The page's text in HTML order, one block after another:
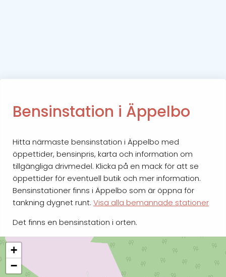
Bensinstation i Äppelbo
Hitta närmaste bensinstation i Äppelbo med
öppettider, bensinpris, karta och information om
tillgängliga drivmedel. Klicka på en mack för att se
öppettider för eventuell butik och mer information.
Bensinstationer finns i Äppelbo som är öppna för
tankning dygnet runt. Visa alla bemannade stationer
Det finns en bensinstation i orten.
+
−